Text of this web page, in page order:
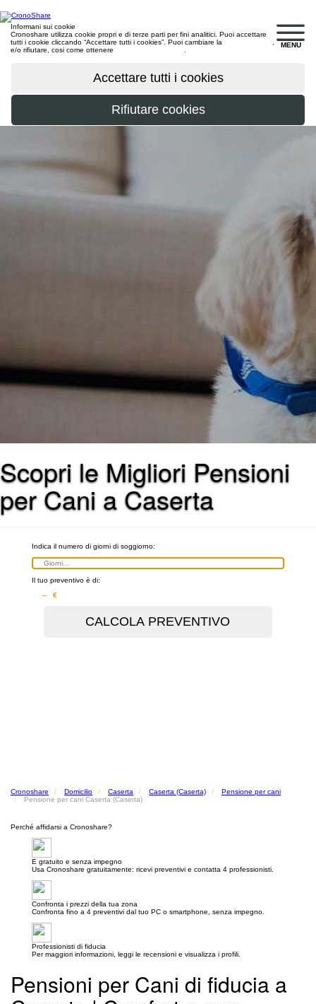
MENU
Informani sui cookie
Cronoshare utilizza cookie propri e di terze parti per fini analitici. Puoi accettare
tutti i cookie cliccando “Accettare tutti i cookies”. Puoi cambiare la
e/o rifiutare, cosi come ottenere
Scopri le Migliori Pensioni
per Cani a Caserta
Indica il numero di giorni di soggiorno:
Il tuo preventivo è di:
– €
Cronoshare Domicilio Caserta Caserta (Caserta)
Pensione per cani
Pensione per cani Caserta (Caserta)
Perché affidarsi a Cronoshare?
E gratuito e senza impegno
Usa Cronoshare gratuitamente: ricevi preventivi e contatta 4 professionisti.
Confronta i prezzi della tua zona
Confronta fino a 4 preventivi dal tuo PC o smartphone, senza impegno.
Professionisti di fiducia
Per maggiori informazioni, leggi le recensioni e visualizza i profili.
Pensioni per Cani di fiducia a